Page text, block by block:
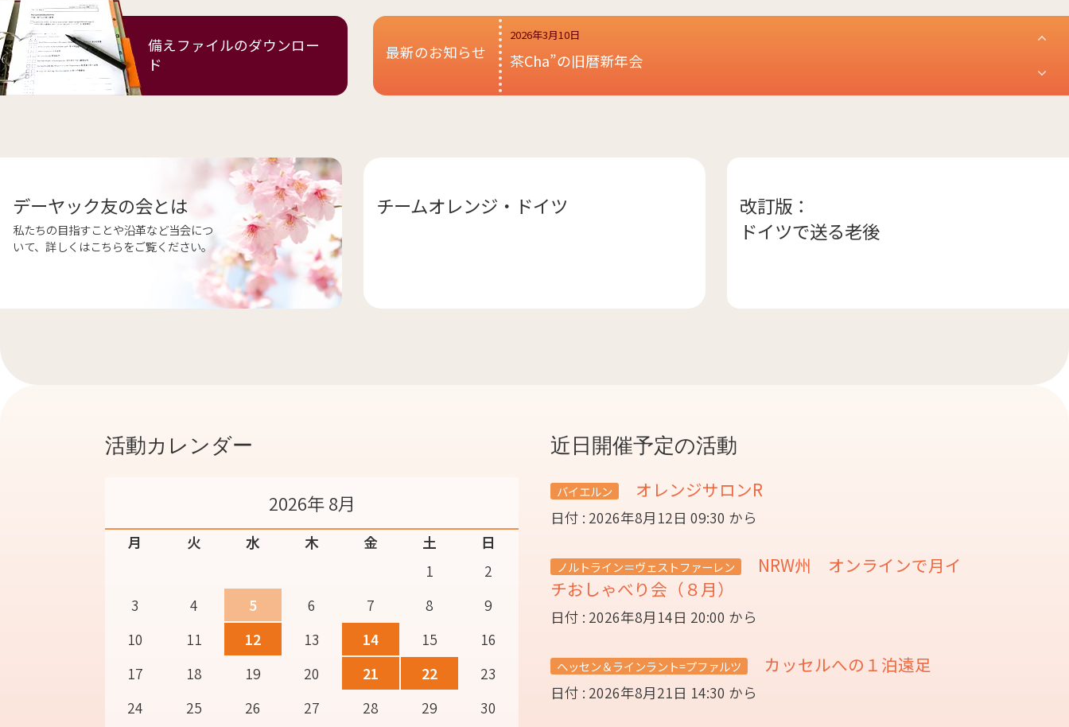
備えファイルのダウンロー
ド
最新のお知らせ
2026年3月10日
茶Cha”の旧暦新年会
デーヤック友の会とは
私たちの目指すことや沿革など当会につ
いて、詳しくはこちらをご覧ください。
チームオレンジ・ ドイツ
改訂版：
ドイツで送る老後
活動カレンダー
2026年 8月
月 火 水 木 金 土
日
1
2
3
4 5 6 7 8
9
10
11 12 13 14 15
16
17
18 19 20 21 22
23
24
25 26 27 28 29
30
近日開催予定の活動
バイエルン オレンジサロンR
日付 : 2026年8月12日 09:30 から
ノルトライン＝ヴェストファーレン
NRW州 オンラインで月イ
チおしゃべり会（８月）
日付 : 2026年8月14日 20:00 から
ヘッセン＆ラインラント=プファルツ カッセルへの１泊遠足
日付 : 2026年8月21日 14:30 から